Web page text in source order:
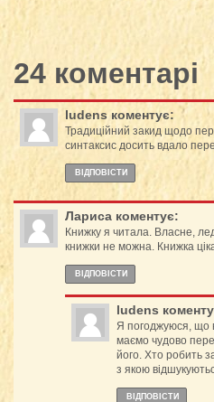
24 коментарі
ludens коментує:
Традиційний закид щодо
синтаксис досить вдало
ВІДПОВІCТИ
Лариса коментує:
Книжку я читала. Власне,
книжки не можна. Книжка
ВІДПОВІCТИ
ludens
Я погоджуюся, що в
маємо чудово
його. Хто робить
з якою
ВІДПОВІCТИ